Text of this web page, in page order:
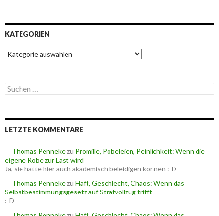
KATEGORIEN
K
a
g
o
n
S
u
e
n
c
h
:
LETZTE KOMMENTARE
Thomas Pennekezu Promille, Pöbeleien, Peinlichkeit: Wenn die
eigene Robe zur Last wird
Ja, sie hätte hier auch akademisch beleidigen können :-D
Thomas Pennekezu Haft, Geschlecht, Chaos: Wenn das
Selbstbestimmungsgesetz auf Strafvollzug trifft
:-D